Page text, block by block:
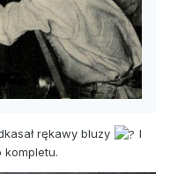
rękawy bluzy
I